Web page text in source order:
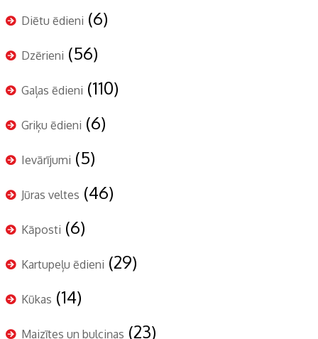
Diētu ēdieni (6)
Dzērieni (56)
Gaļas ēdieni (110)
Griķu ēdieni (6)
Ievārījumi (5)
Jūras veltes (46)
Kāposti (6)
Kartupeļu ēdieni (29)
Kūkas (14)
Maizītes un bulciņas (23)